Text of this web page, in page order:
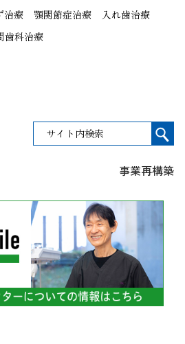
治療 顎関節症治療
入れ歯治療
歯科治療
事業再構築